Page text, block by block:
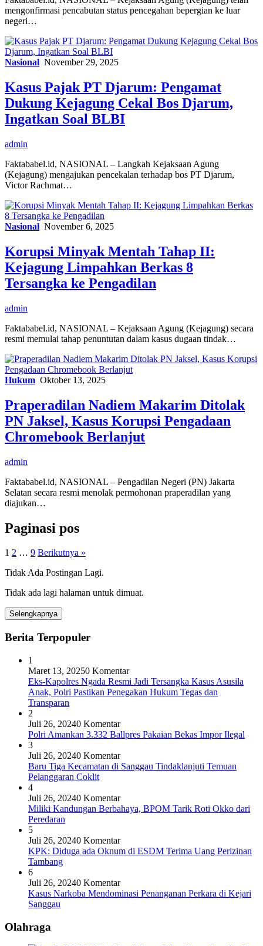
mengonfirmasi pencabutan status pencegahan bepergian ke luar
negeri…
Nasional November 29, 2025
Kasus Pajak PT Djarum: Pengamat
Dukung Kejagung Cekal Bos Djarum,
Ingatkan Soal BLBI
admin
Faktababel.id, NASIONAL – Langkah Kejaksaan Agung
(Kejagung) mengajukan pencekalan terhadap bos PT Djarum,
Victor Rachmat…
Nasional November 6, 2025
Korupsi Minyak Mentah Tahap II:
Kejagung Limpahkan Berkas 8
Tersangka ke Pengadilan
admin
Faktababel.id, NASIONAL – Kejaksaan Agung (Kejagung) secara
resmi memulai tahap penuntutan dalam kasus dugaan tindak…
Hukum Oktober 13, 2025
Praperadilan Nadiem Makarim Ditolak
PN Jaksel, Kasus Korupsi Pengadaan
Chromebook Berlanjut
admin
Faktababel.id, NASIONAL – Pengadilan Negeri (PN) Jakarta
Selatan secara resmi menolak permohonan praperadilan yang
diajukan…
Paginasi pos
1 2 … 9 Berikutnya »
Tidak Ada Postingan Lagi.
Tidak ada lagi halaman untuk dimuat.
Selengkapnya
Berita Terpopuler
1
Maret 13, 20250 Komentar
Eks-Kapolres Ngada Resmi Jadi Tersangka Kasus Asusila
Anak, Polri Pastikan Penegakan Hukum Tegas dan
Transparan
2
Juli 26, 20240 Komentar
Polri Amankan 3.332 Ballpres Pakaian Bekas Impor Ilegal
3
Juli 26, 20240 Komentar
Baru Tiga Kecamatan di Sanggau Tindaklanjuti Temuan
Pelanggaran Coklit
4
Juli 26, 20240 Komentar
Miliki Kandungan Berbahaya, BPOM Tarik Roti Okko dari
Peredaran
5
Juli 26, 20240 Komentar
KPK: Diduga ada Oknum di ESDM Terima Uang Perizinan
Tambang
6
Juli 26, 20240 Komentar
Kasus Narkoba Mendominasi Penanganan Perkara di Kejari
Sanggau
Olahraga